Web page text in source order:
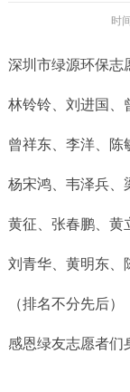
时
深圳市绿源环保志
林铃铃、刘进国、
曾祥东、李洋、陈
杨宋鸿、韦泽兵、
黄征、张春鹏、黄
刘青华、黄明东、
（排名不分先后）
感恩绿友志愿者们